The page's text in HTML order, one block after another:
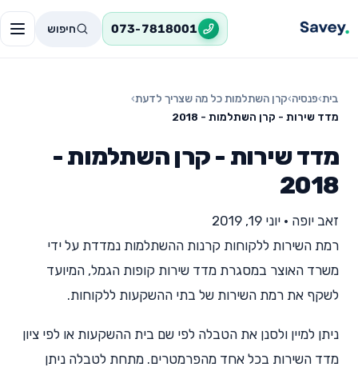
073-7818001 חיפוש
בית›פנסיה›קרן השתלמות כל מה שצריך לדעת›
מדד שירות - קרן השתלמות - 2018
מדד שירות - קרן השתלמות -
2018
זאב יופה • יוני 19, 2019
רמת השירות ללקוחות קרנות ההשתלמות נמדדת על ידי
משרד האוצר במסגרת מדד שירות קופות הגמל, המיועד
לשקף את רמת השירות של בתי ההשקעות ללקוחות.
ניתן למיין ולסנן את הטבלה לפי שם בית ההשקעות או לפי ציון
מדד השירות בכל אחד מהפרמטרים. מתחת לטבלה ניתן